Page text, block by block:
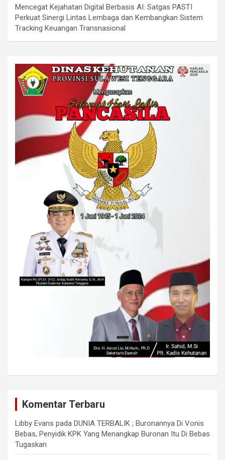
Mencegat Kejahatan Digital Berbasis AI: Satgas PASTI
Perkuat Sinergi Lintas Lembaga dan Kembangkan Sistem
Tracking Keuangan Transnasional
Komentar Terbaru
Libby Evans pada DUNIA TERBALIK ; Buronannya Di Vonis
Bebas, Penyidik KPK Yang Menangkap Buronan Itu Di Bebas
Tugaskan